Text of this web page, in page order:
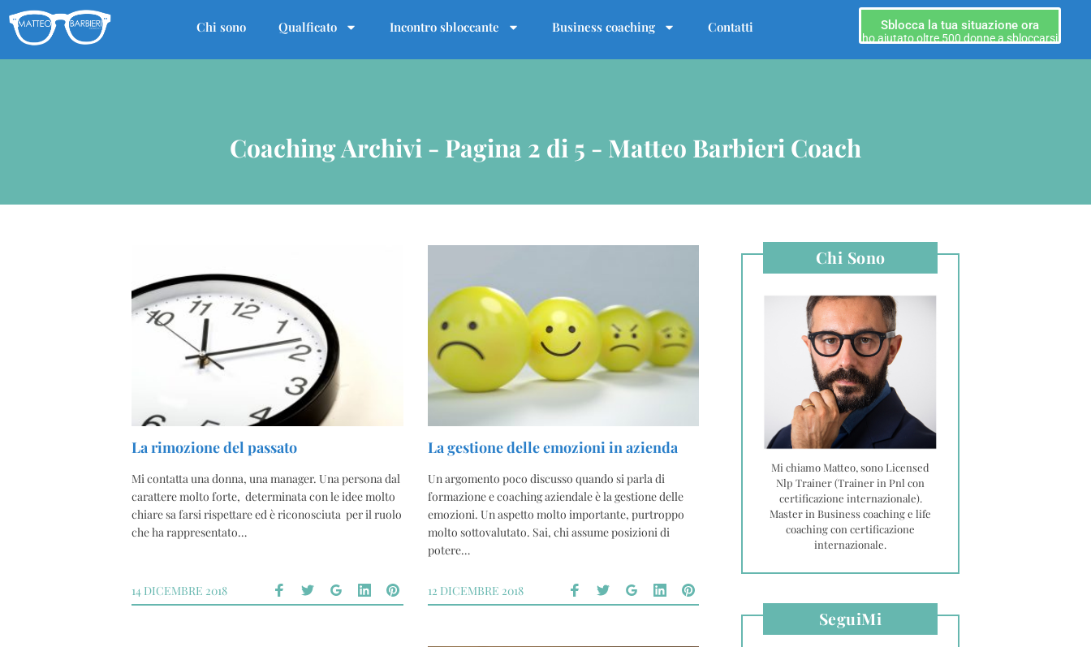
Chi sono Qualficato Incontro sbloccante Business coaching Contatti Sblocca la tua situazione ora
ho aiutato oltre 500 donne a sbloccarsi
Coaching Archivi - Pagina 2 di 5 - Matteo Barbieri Coach
La rimozione del passato
Mi contatta una donna, una manager. Una persona dal
carattere molto forte, determinata con le idee molto
chiare sa farsi rispettare ed è riconosciuta per il ruolo
che ha rappresentato…
14 DICEMBRE 2018
La gestione delle emozioni in azienda
Un argomento poco discusso quando si parla di
formazione e coaching aziendale è la gestione delle
emozioni. Un aspetto molto importante, purtroppo
molto sottovalutato. Sai, chi assume posizioni di
potere…
12 DICEMBRE 2018
Chi Sono
Mi chiamo Matteo, sono Licensed
Nlp Trainer (Trainer in Pnl con
certificazione internazionale).
Master in Business coaching e life
coaching con certificazione
internazionale.
SeguiMi